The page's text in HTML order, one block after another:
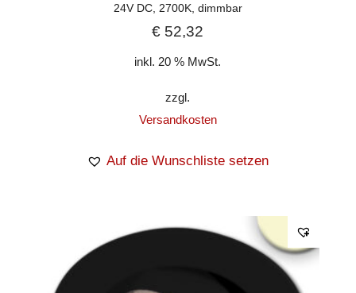
24V DC, 2700K, dimmbar
€ 52,32
inkl. 20 % MwSt.
zzgl.
Versandkosten
Auf die Wunschliste setzen